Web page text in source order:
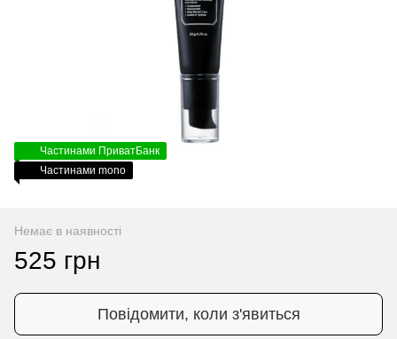
Частинами ПриватБанк
Частинами mono
Немає в наявності
525 грн
Повідомити, коли з'явиться